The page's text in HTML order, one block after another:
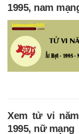
1995, nam
Xem tử vi
1995, nữ mạng